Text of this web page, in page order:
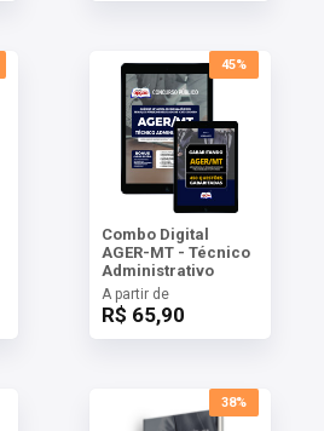
45%
Combo Digital
AGER-MT - Técnico
Administrativo
A partir de
R$ 65,90
38%